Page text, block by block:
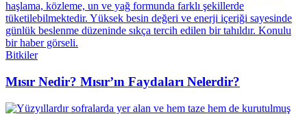
Bitkiler
Mısır Nedir? Mısır’ın Faydaları Nelerdir?